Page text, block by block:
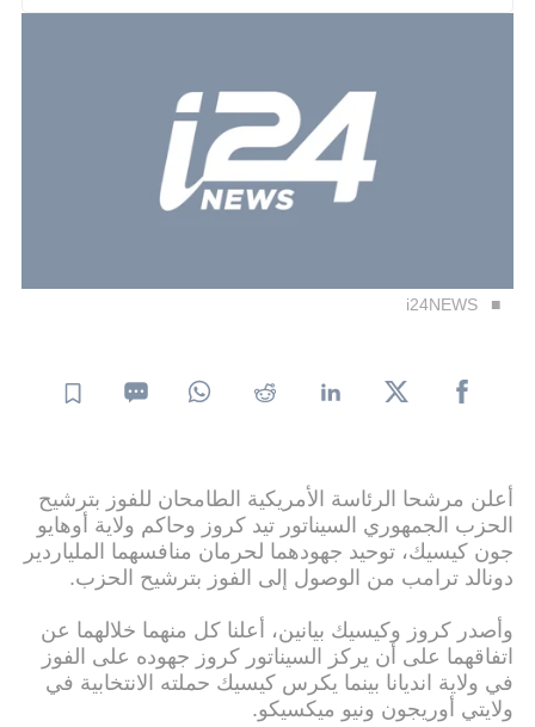
i24NEWS
أعلن مرشحا الرئاسة الأمريكية الطامحان للفوز بترشيح
الحزب الجمهوري السيناتور تيد كروز وحاكم ولاية أوهايو
جون كيسيك، توحيد جهودهما لحرمان منافسهما الملياردير
دونالد ترامب من الوصول إلى الفوز بترشيح الحزب.
وأصدر كروز وكيسيك بيانين، أعلنا كل منهما خلالهما عن
اتفاقهما على أن يركز السيناتور كروز جهوده على الفوز
في ولاية انديانا بينما يكرس كيسيك حملته الانتخابية في
ولايتي أوريجون ونيو ميكسيكو.